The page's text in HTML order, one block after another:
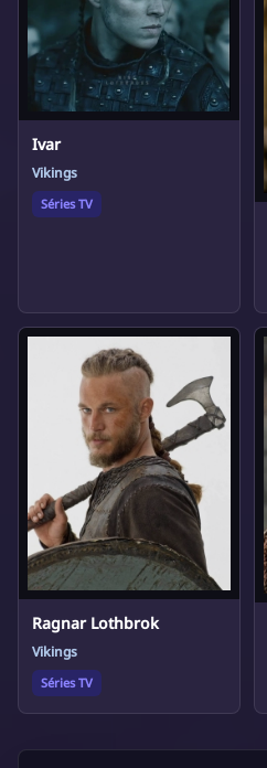
Ivar
Vikings
Séries TV
Ragnar Lothbrok
Vikings
Séries TV